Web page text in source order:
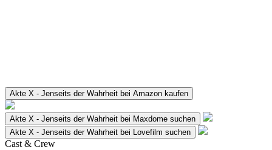
Akte X - Jenseits der Wahrheit bei Amazon kaufen
Akte X - Jenseits der Wahrheit bei Maxdome suchen
Akte X - Jenseits der Wahrheit bei Lovefilm suchen
Cast & Crew